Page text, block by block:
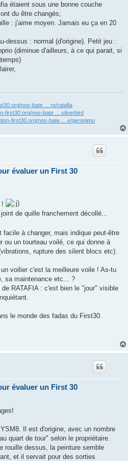
étaient sous une bonne couche
du être changés;
: j'aime moyen. Jamais eu ça en 20
dessus : normal (d'origine). Petit jeu :
(diminue d'ailleurs, à ce qui parait, si
nos-bate ... re/ratafia
first30.org/nos-bate ... silverbird
first30.org/nos-bate ... e/geronimo
évaluer un First 30
!
de quille franchement décollé...
à changer, mais indique peut-être
ou un tourteau voilé, ce qui donne à
rupture des silent blocs etc).
voilier c'est la meilleure voile ! As-tu
sa maintenance etc... ?
RATAFIA : c'est bien le "jour" visible
le monde des fadas du First30.
évaluer un First 30
Il est d'origine, avec un nombre
quart de tour" selon le propriétaire.
rouille dessus, la peinture semble
et il servait pour des sorties